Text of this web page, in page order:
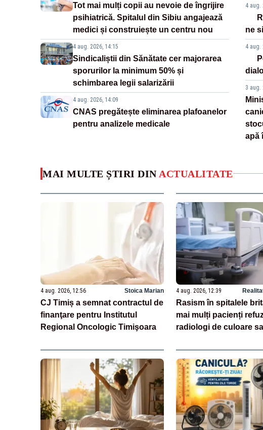
Tot mai mulți copii au nevoie de îngrijire
psihiatrică. Spitalul din Sibiu angajează
medici și construiește un centru nou
4 aug. 2026, 14:15
Sindicaliștii din Sănătate cer majorarea
sporurilor la minimum 50% și
schimbarea legii salarizării
4 aug. 2026, 14:09
CNAS pregătește eliminarea plafoanelor
pentru analizele medicale
4 aug.
ne
4 aug.
3 aug.
apă
MAI MULTE ȘTIRI DIN ACTUALITATE
4 aug. 2026, 12:56 Stoica Marian
CJ Timiș a semnat contractul de
finanţare pentru Institutul
Regional Oncologic Timişoara
4 aug. 2026, 12:39
Rasism în spitalele
mai mulți pacienți
radiologi de culoare
din NHS